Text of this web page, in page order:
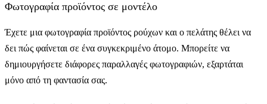
Φωτογραφία προϊόντος σε μοντέλο
Έχετε μια φωτογραφία προϊόντος ρούχων και ο πελάτης θέλει να
δει πώς φαίνεται σε ένα συγκεκριμένο άτομο. Μπορείτε να
δημιουργήσετε διάφορες παραλλαγές φωτογραφιών, εξαρτάται
μόνο από τη φαντασία σας.